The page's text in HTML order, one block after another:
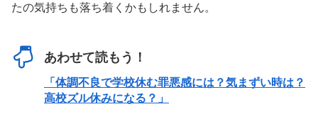
たの気持ちも落ち着くかもしれません。
あわせて読もう！
「体調不良で学校休む罪悪感には？気まずい時は？
高校ズル休みになる？」